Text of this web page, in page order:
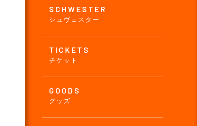
SCHWESTER
シュヴェスター
TICKETS
チケット
GOODS
グッズ